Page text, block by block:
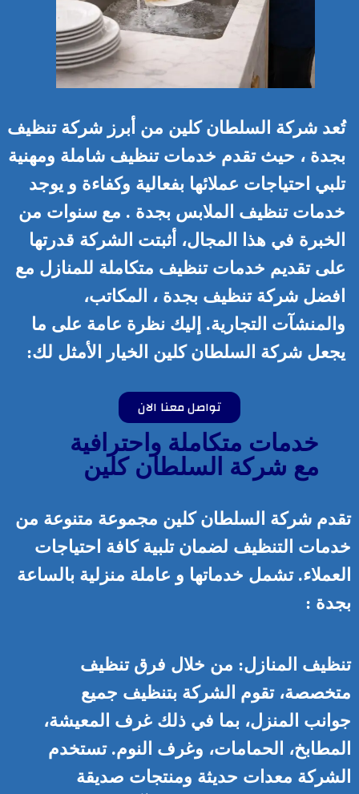
تُعد شركة السلطان كلين من أبرز شركة تنظيف
بجدة ، حيث تقدم خدمات تنظيف شاملة ومهنية
تلبي احتياجات عملائها بفعالية وكفاءة و يوجد
خدمات تنظيف الملابس بجدة . مع سنوات من
الخبرة في هذا المجال، أثبتت الشركة قدرتها
على تقديم خدمات تنظيف متكاملة للمنازل مع
افضل شركة تنظيف بجدة ، المكاتب،
والمنشآت التجارية. إليك نظرة عامة على ما
يجعل شركة السلطان كلين الخيار الأمثل لك:
تواصل معنا الان
خدمات متكاملة واحترافية
مع شركة السلطان كلين
تقدم شركة السلطان كلين مجموعة متنوعة من
خدمات التنظيف لضمان تلبية كافة احتياجات
العملاء. تشمل خدماتها و عاملة منزلية بالساعة
بجدة :
تنظيف المنازل: من خلال فرق تنظيف
متخصصة، تقوم الشركة بتنظيف جميع
جوانب المنزل، بما في ذلك غرف المعيشة،
المطابخ، الحمامات، وغرف النوم. تستخدم
الشركة معدات حديثة ومنتجات صديقة